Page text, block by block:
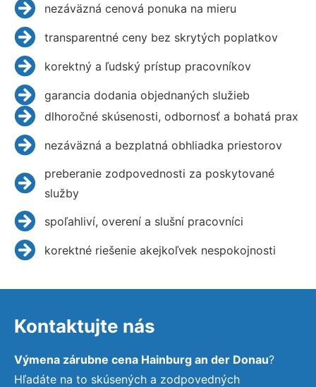
nezáväzná cenová ponuka na mieru
transparentné ceny bez skrytých poplatkov
korektný a ľudský prístup pracovníkov
garancia dodania objednaných služieb
dlhoročné skúsenosti, odbornosť a bohatá prax
nezáväzná a bezplatná obhliadka priestorov
preberanie zodpovednosti za poskytované
služby
spoľahliví, overení a slušní pracovníci
korektné riešenie akejkoľvek nespokojnosti
Kontaktujte nás
Výmena zárubne cena Hainburg an der Donau?
Hľadáte na to skúsených a zodpovedných